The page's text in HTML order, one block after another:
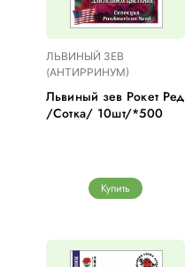
ЛЬВИНЫЙ ЗЕВ
(АНТИРРИНУМ)
Львиный зев Рокет Ред
/Сотка/ 10шт/*500
Купить